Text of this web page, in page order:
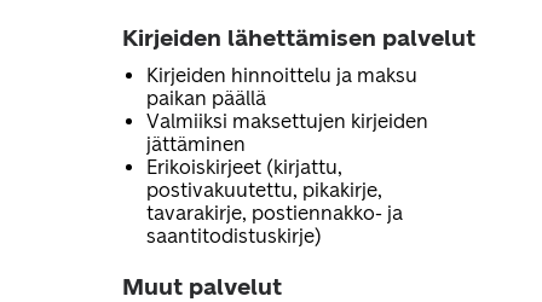
Kirjeiden lähettämisen palvelut
Kirjeiden hinnoittelu ja maksu
paikan päällä
Valmiiksi maksettujen kirjeiden
jättäminen
Erikoiskirjeet (kirjattu,
postivakuutettu, pikakirje,
tavarakirje, postiennakko- ja
saantitodistuskirje)
Muut palvelut